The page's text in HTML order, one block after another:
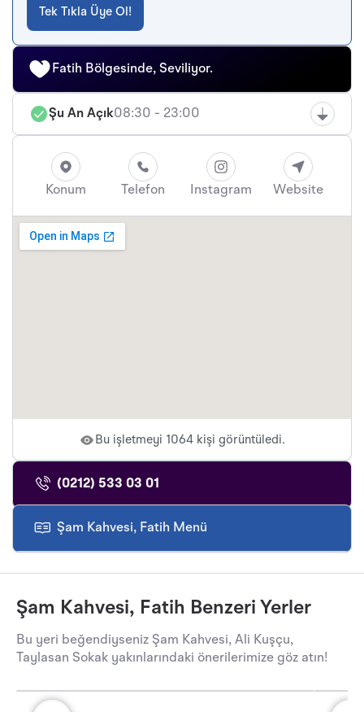
Tek Tıkla Üye Ol!
Fatih Bölgesinde, Seviliyor.
Şu An Açık08:30 - 23:00
Konum Telefon Instagram Website
Bu işletmeyi 1064 kişi görüntüledi.
(0212) 533 03 01
Şam Kahvesi, Fatih Menü
Şam Kahvesi, Fatih Benzeri Yerler
Bu yeri beğendiyseniz Şam Kahvesi, Ali Kuşçu,
Taylasan Sokak yakınlarındaki önerilerimize göz atın!